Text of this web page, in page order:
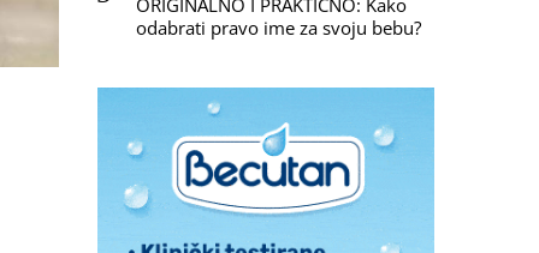
odabrati pravo ime za svoju bebu?